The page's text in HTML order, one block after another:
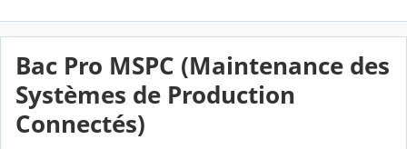
Bac Pro MSPC (Maintenance des
Systèmes de Production
Connectés)